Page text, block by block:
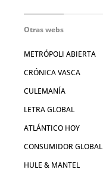
Otras webs
METRÓPOLI ABIERTA
CRÓNICA VASCA
CULEMANÍA
LETRA GLOBAL
ATLÁNTICO HOY
CONSUMIDOR GLOBAL
HULE & MANTEL